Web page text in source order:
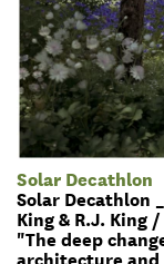
Solar Decathlon
Solar Decathlon
King & R.J. King
"The deep
architecture